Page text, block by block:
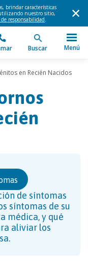
brindar características
nuestro sitio,
responsabilidad.
Buscar Menú
en Recién Nacidos
de síntomas
síntomas de su
médica, y qué
aliviar los